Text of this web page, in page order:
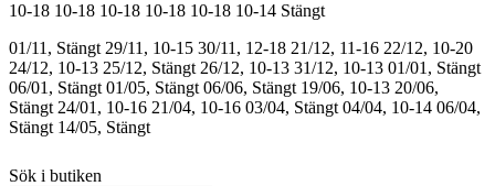
10-18 10-18 10-18 10-18 10-18 10-14 Stängt
01/11, Stängt 29/11, 10-15 30/11, 12-18 21/12, 11-16 22/12, 10-20
24/12, 10-13 25/12, Stängt 26/12, 10-13 31/12, 10-13 01/01, Stängt
06/01, Stängt 01/05, Stängt 06/06, Stängt 19/06, 10-13 20/06,
Stängt 24/01, 10-16 21/04, 10-16 03/04, Stängt 04/04, 10-14 06/04,
Stängt 14/05, Stängt
Sök i butiken